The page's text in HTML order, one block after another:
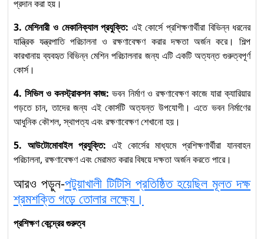
প্রদান করা হয়।
3. মেশিনারী ও মেকানিক্যাল প্রযুক্তি: এই কোর্সে প্রশিক্ষণার্থীরা বিভিন্ন ধরনের
যান্ত্রিক যন্ত্রপাতি পরিচালনা ও রক্ষণাবেক্ষণ করার দক্ষতা অর্জন করে। শিল্প
কারখানায় ব্যবহৃত বিভিন্ন মেশিন পরিচালনার জন্য এটি একটি অত্যন্ত গুরুত্বপূর্ণ
কোর্স।
4. সিভিল ও কনস্ট্রাকশন কাজ: ভবন নির্মাণ ও রক্ষণাবেক্ষণ কাজে যারা ক্যারিয়ার
গড়তে চান, তাদের জন্য এই কোর্সটি অত্যন্ত উপযোগী। এতে ভবন নির্মাণের
আধুনিক কৌশল, স্থাপত্য এবং রক্ষণাবেক্ষণ শেখানো হয়।
5. আউটোমোবাইল প্রযুক্তি: এই কোর্সের মাধ্যমে প্রশিক্ষণার্থীরা যানবাহন
পরিচালনা, রক্ষণাবেক্ষণ এবং মেরামত করার বিষয়ে দক্ষতা অর্জন করতে পারে।
আরও পড়ুন-পটুয়াখালী টিটিসি প্রতিষ্ঠিত হয়েছিল মূলত দক্ষ
শ্রমশক্তি গড়ে তোলার লক্ষ্যে।
প্রশিক্ষণ কেন্দ্রের গুরুত্ব